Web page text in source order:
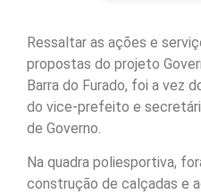
Ressaltar as ações e
propostas do projeto
Barra do Furado, foi a vez
do vice-prefeito e
de Governo.
Na quadra poliesportiva,
construção de calçadas e